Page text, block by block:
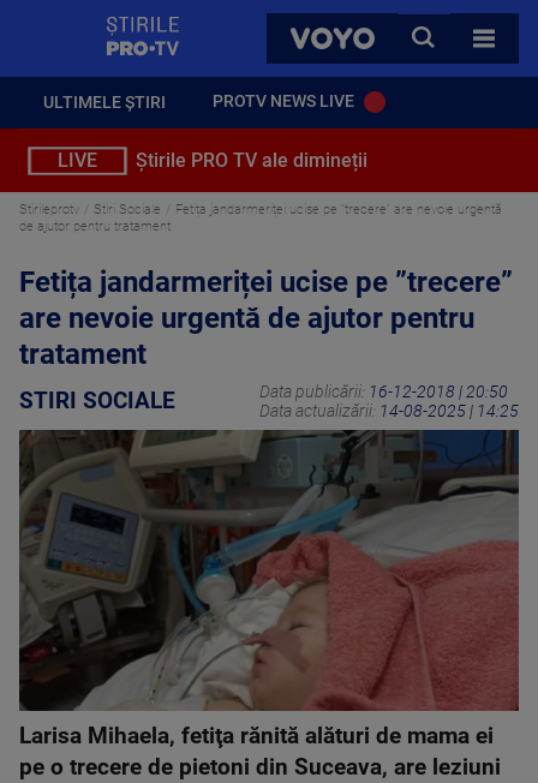
VOYO
CAUTA
TOATE
ULTIMELE ȘTIRI PROTV NEWS LIVE
LIVE Știrile PRO TV ale dimineții
Stirileprotv Stiri Sociale
Fetița jandarmeriței ucise pe ”trecere” are nevoie urgentă
de ajutor pentru tratament
Fetița jandarmeriței ucise pe ”trecere”
are nevoie urgentă de ajutor pentru
tratament
STIRI SOCIALE Data publicării: 16-12-2018 | 20:50
Data actualizării: 14-08-2025 | 14:25
Larisa Mihaela, fetiţa rănită alături de mama ei
pe o trecere de pietoni din Suceava, are leziuni